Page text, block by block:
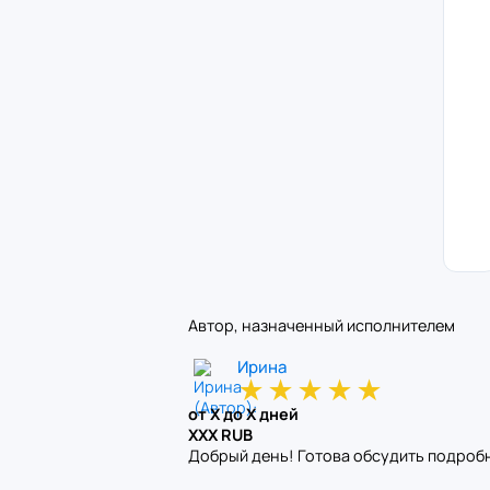
Автор, назначенный исполнителем
Ирина
★★★★★
от X до X дней
XXX RUB
Добрый день! Готова обсудить